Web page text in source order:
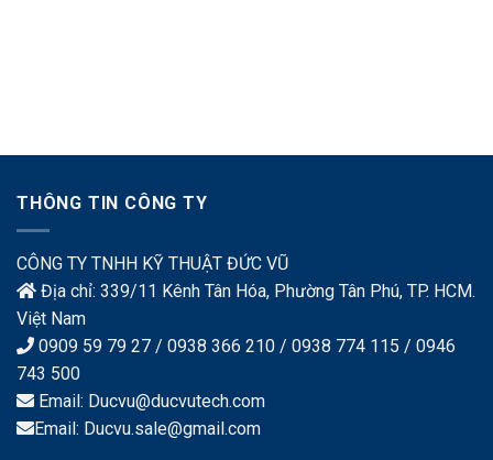
THÔNG TIN CÔNG TY
CÔNG TY TNHH KỸ THUẬT ĐỨC VŨ
Địa chỉ: 339/11 Kênh Tân Hóa, Phường Tân Phú, TP. HCM.
Việt Nam
0909 59 79 27 / 0938 366 210 / 0938 774 115 / 0946
743 500
Email: Ducvu@ducvutech.com
Email: Ducvu.sale@gmail.com